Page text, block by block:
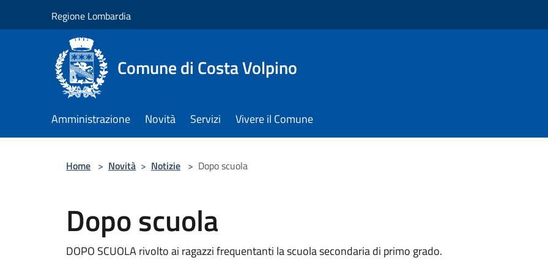
Regione Lombardia
Comune di Costa Volpino
Amministrazione Novità Servizi Vivere il Comune
Home > Novità > Notizie > Dopo scuola
Dopo scuola
DOPO SCUOLA rivolto ai ragazzi frequentanti la scuola secondaria di primo grado.